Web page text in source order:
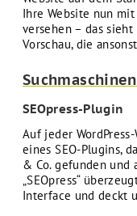
Ihre Website nun mit
versehen – das
Vorschau, die
SEOpress-Plugin
Auf jeder
eines SEO-Plugins,
& Co. gefunden und
„SEOpress“
Interface und deckt